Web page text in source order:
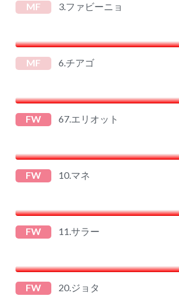
MF 3.ファビーニョ
MF 6.チアゴ
FW 67.エリオット
FW 10.マネ
FW 11.サラー
FW 20.ジョタ